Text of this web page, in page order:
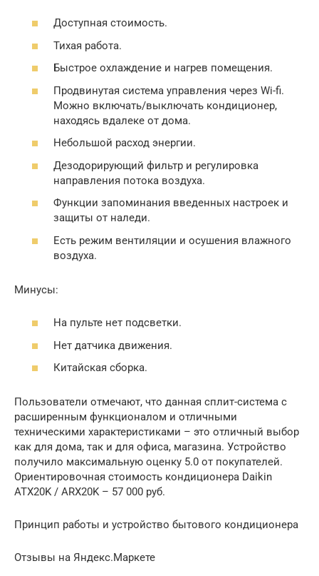
Доступная стоимость.
Тихая работа.
Быстрое охлаждение и нагрев помещения.
Продвинутая система управления через Wi-fi.
Можно включать/выключать кондиционер,
находясь вдалеке от дома.
Небольшой расход энергии.
Дезодорирующий фильтр и регулировка
направления потока воздуха.
Функции запоминания введенных настроек и
защиты от наледи.
Есть режим вентиляции и осушения влажного
воздуха.
Минусы:
На пульте нет подсветки.
Нет датчика движения.
Китайская сборка.
Пользователи отмечают, что данная сплит-система с
расширенным функционалом и отличными
техническими характеристиками – это отличный выбор
как для дома, так и для офиса, магазина. Устройство
получило максимальную оценку 5.0 от покупателей.
Ориентировочная стоимость кондиционера Daikin
ATX20K / ARX20K – 57 000 руб.
Принцип работы и устройство бытового кондиционера
Отзывы на Яндекс.Маркете